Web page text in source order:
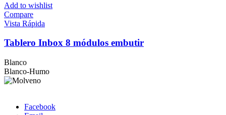
Add to wishlist
Compare
Vista Rápida
Tablero Inbox 8 módulos embutir
Blanco
Blanco-Humo
Facebook